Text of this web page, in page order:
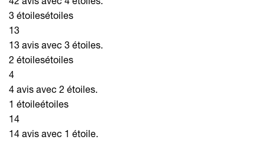
3 étoilesétoiles
13
13 avis avec 3 étoiles.
2 étoilesétoiles
4
4 avis avec 2 étoiles.
1 étoileétoiles
14
14 avis avec 1 étoile.